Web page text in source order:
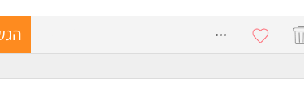
טובים למתאימים/ות:
גיבוש, נופש חברה, מתנות בחגים...
מיועדת לנשים ולגברים כאחד*